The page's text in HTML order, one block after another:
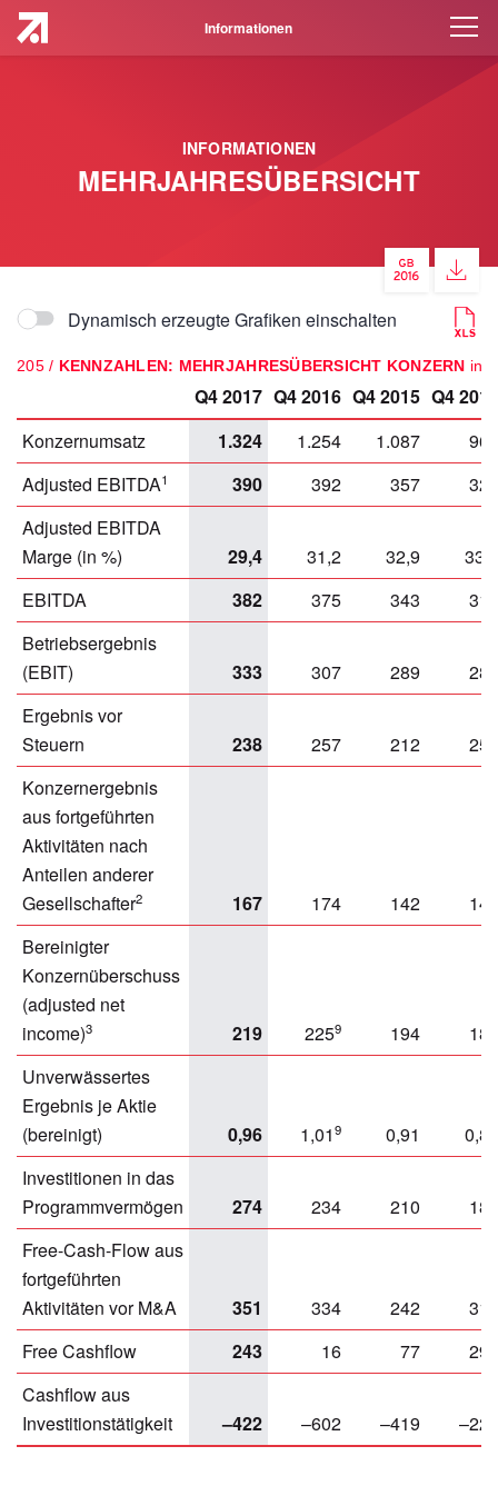
Informationen
INFORMATIONEN
MEHRJAHRESÜBERSICHT
Dynamisch erzeugte Grafiken einschalten
205 / KENNZAHLEN: MEHRJAHRESÜBERSICHT KONZERN in
Q4 2017 Q4 2016 Q4 2015 Q4 2014
Konzernumsatz
1.324 1.254 1.087
966
Adjusted EBITDA1 390 392 357
325
Adjusted EBITDA
Marge (in %)
29,4 31,2 32,9
33,7
EBITDA
382 375 343
317
Betriebsergebnis
(EBIT)
333 307 289
282
Ergebnis vor
Steuern
238 257 212
253
Konzernergebnis
aus fortgeführten
Aktivitäten nach
Anteilen anderer
Gesellschafter2 167 174 142
149
Bereinigter
Konzernüberschuss
(adjusted net
income)3 219 2259 194
180
Unverwässertes
Ergebnis je Aktie
(bereinigt)
0,96 1,019 0,91
0,84
Investitionen in das
Programmvermögen
274 234 210
183
Free-Cash-Flow aus
fortgeführten
Aktivitäten vor M&A
351 334 242
310
Free Cashflow
243 16 77
297
Cashflow aus
Investitionstätigkeit
–422 –602 –419 –228